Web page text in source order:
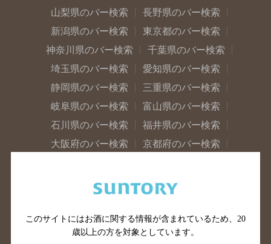
山梨県のバー検索
長野県のバー検索
新潟県のバー検索
東京都のバー検索
神奈川県のバー検索
千葉県のバー検索
埼玉県のバー検索
愛知県のバー検索
静岡県のバー検索
三重県のバー検索
岐阜県のバー検索
富山県のバー検索
石川県のバー検索
福井県のバー検索
大阪府のバー検索
京都府のバー検索
滋賀県のバー検索
和歌山県のバー検索
山口県のバー検索
鳥取県のバー検索
島根県のバー検索
徳島県のバー検索
このサイトにはお酒に関する情報が含まれているため、 20
歳以上の方を対象としています。